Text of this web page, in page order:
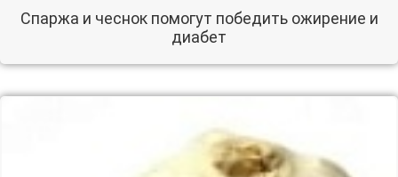
Спаржа и чеснок помогут победить ожирение и
диабет